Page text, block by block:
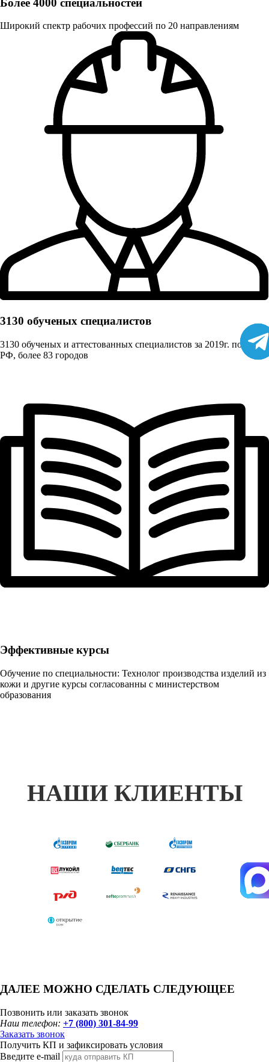
Широкий спектр рабочих профессий по 20 направлениям
3130 обученых cпециалистов
3130 обученых и аттестованных специалистов за 2019г. по всей
РФ, более 83 городов
Эффективные курсы
Обучение по специальности: Технолог производства изделий из
кожи и другие курсы согласованны с министерством
образования
НАШИ КЛИЕНТЫ
ДАЛЕЕ МОЖНО СДЕЛАТЬ СЛЕДУЮЩЕЕ
Позвонить или заказать звонок
Наш телефон: +7 (800) 301-84-99
Заказать звонок
Получить КП и зафиксировать условия
Введите e-mail